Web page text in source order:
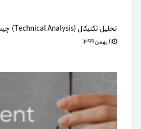
تحلیل تکنیکال (Technical Analysis) چیست؟
۱۱ بهمن ۱۳۹۹